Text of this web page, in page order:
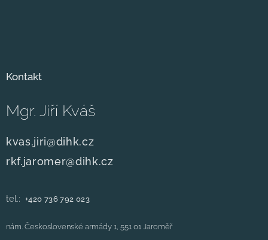
Kontakt
Mgr. Jiří Kváš
kvas.jiri@dihk.cz
rkf.jaromer@dihk.cz
tel.: +420 736 792 023
nám. Československé armády 1, 551 01 Jaroměř